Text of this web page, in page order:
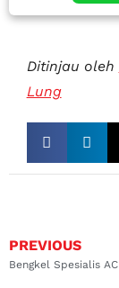
Ditinjau oleh
Lung
PREVIOUS